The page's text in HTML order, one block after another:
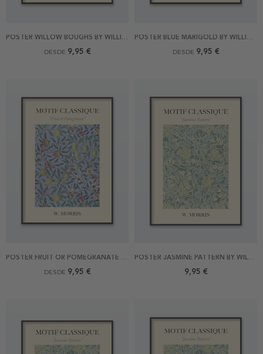
POSTER WILLOW BOUGHS BY WILLIAM MORRIS
DESDE 9,95 €
POSTER BLUE MARIGOLD BY WILLIAM MORRIS
DESDE 9,95 €
POSTER FRUIT OR POMEGRANATE BY WILLIAM MORRIS
DESDE 9,95 €
POSTER JASMINE PATTERN BY WILLIAM MORRIS 21X30
9,95 €